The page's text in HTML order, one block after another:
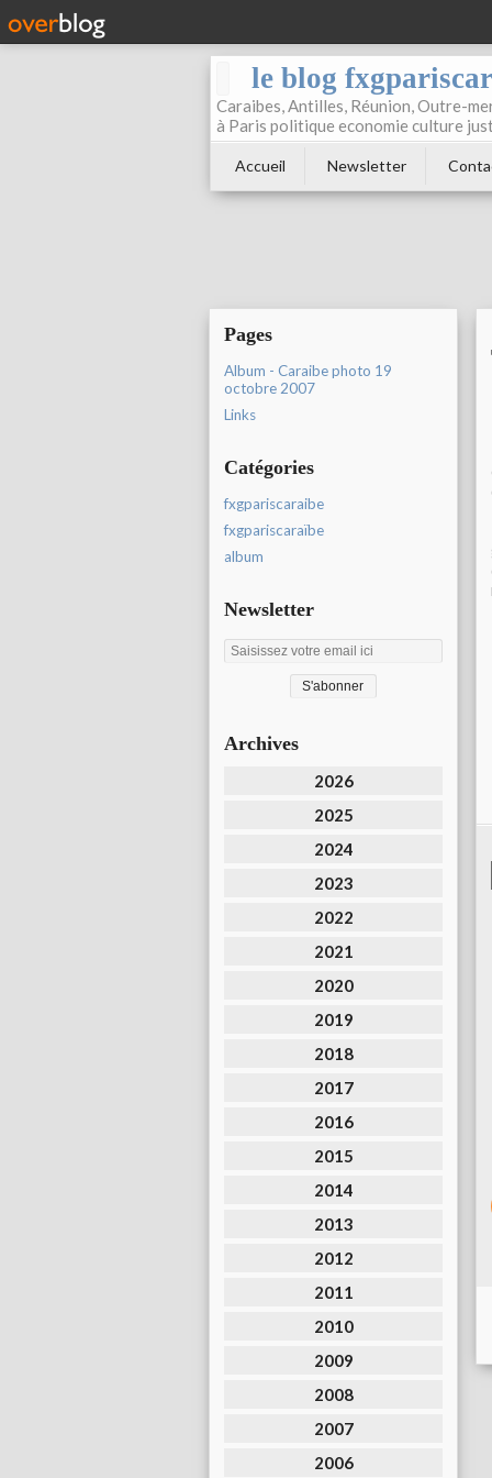
le blog
Caraibes, Antilles, Réunion, Outre-
à Paris politique economie culture
Accueil Newsletter
Pages
Album - Caraibe photo 19
octobre 2007
Links
Catégories
fxgpariscaraibe
fxgpariscaraïbe
album
Newsletter
Archives
2026
2025
2024
2023
2022
2021
2020
2019
2018
2017
2016
2015
2014
2013
2012
2011
2010
2009
2008
2007
2006